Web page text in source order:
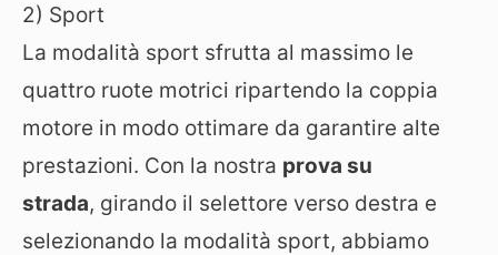
2) Sport
La modalità sport sfrutta al massimo le
quattro ruote motrici ripartendo la coppia
motore in modo ottimare da garantire alte
prestazioni. Con la nostra prova su
strada, girando il selettore verso destra e
selezionando la modalità sport, abbiamo